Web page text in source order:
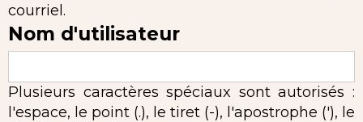
courriel.
Nom d'utilisateur
Plusieurs caractères spéciaux sont autorisés :
l'espace, le point (.), le tiret (-), l'apostrophe ('), le